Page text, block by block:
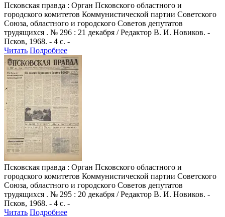
Псковская правда : Орган Псковского областного и
городского комитетов Коммунистической партии Советского
Союза, областного и городского Советов депутатов
трудящихся . № 296 : 21 декабря / Редактор В. И. Новиков. -
Псков, 1968. - 4 с. -
Читать Подробнее
Псковская правда : Орган Псковского областного и
городского комитетов Коммунистической партии Советского
Союза, областного и городского Советов депутатов
трудящихся . № 295 : 20 декабря / Редактор В. И. Новиков. -
Псков, 1968. - 4 с. -
Читать Подробнее